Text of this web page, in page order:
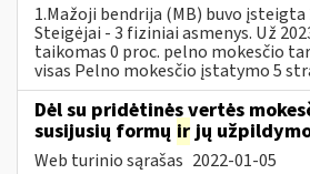
1.Mažoji bendrija (MB) buvo įsteigta
Steigėjai - 3 fiziniai asmenys. Už
taikomas 0 proc. pelno mokesčio
visas Pelno mokesčio įstatymo 5
Dėl su pridėtinės vertės
susijusių formų irjų
Web turinio sąrašas 2022-01-05